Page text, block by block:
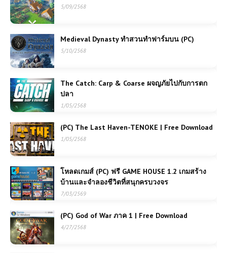
5/09/2568
Medieval Dynasty ทำสวนทำฟาร์มบน (PC)
5/10/2568
The Catch: Carp & Coarse ผจญภัยไปกับการตก
ปลา
1/05/2568
(PC) The Last Haven-TENOKE | Free Download
1/05/2568
โหลดเกมส์ (PC) ฟรี GAME HOUSE 1.2 เกมสร้าง
บ้านและจำลองชีวิตที่สนุกครบวงจร
7/03/2569
(PC) God of War ภาค 1 | Free Download
4/27/2568